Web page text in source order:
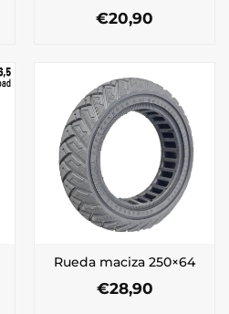
€20,90
Rueda maciza 250×64
€28,90